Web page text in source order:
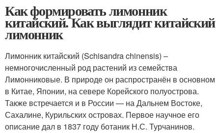
Как формировать лимонник
китайский. Как выглядит китайский
лимонник
Лимонник китайский (Schisandra chinensis) –
немногочисленный род растений из семейства
Лимонниковые. В природе он распространён в основном
в Китае, Японии, на севере Корейского полуострова.
Также встречается и в России — на Дальнем Востоке,
Сахалине, Курильских островах. Первое научное его
описание дал в 1837 году ботаник Н.С. Турчанинов.